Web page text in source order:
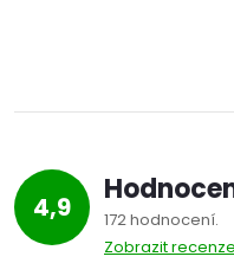
4,9
172 hodnocení
Zobrazit recenze